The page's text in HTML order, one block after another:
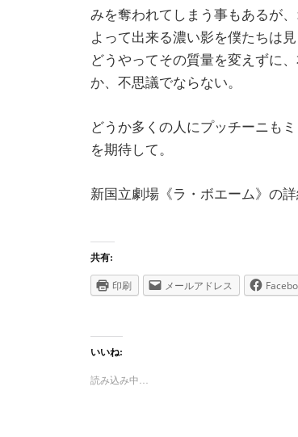
みを奪われてしまう事もあるが
よって出来る濃い影を僕たちは
どうやってその質量を変えずに
か、不思議でならない。
どうか多くの人にプッチーニも
を期待して。
新国立劇場《ラ・ボエーム》の
共有:
印刷 メールアドレス
いいね:
読み込み中…